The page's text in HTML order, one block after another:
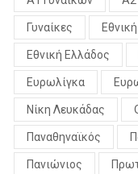
Γυναίκες
Εθνική Ελλάδος
Ευρωλίγκα
Νίκη Λευκάδας
Παναθηναϊκός
Πανιώνιος